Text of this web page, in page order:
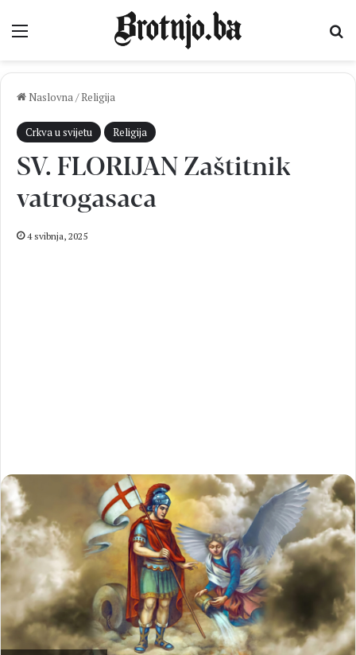
Izbornik
Naslovna/ Religija
Crkva u svijetu Religija
SV. FLORIJAN Zaštitnik
vatrogasaca
4 svibnja, 2025